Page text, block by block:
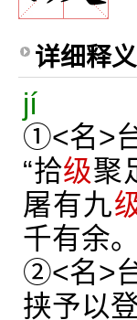
详细释义
jí
①<名>
“拾级聚
屠有九
千有余
②<名>
挟予以